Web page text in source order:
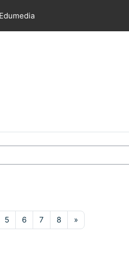
Edumedia
4
5Pàgina 5
6Pàgina 6
7Pàgina 7
8Pàgina 8
»Pàgina següent